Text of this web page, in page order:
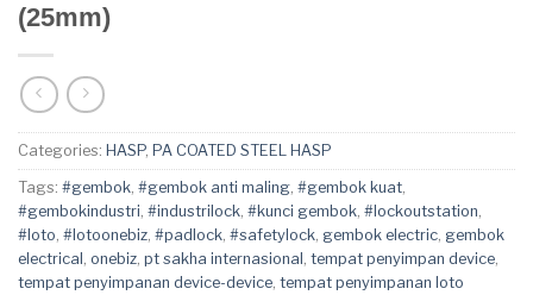
(25mm)
Categories: HASP, PA COATED STEEL HASP
Tags: #gembok, #gembok anti maling, #gembok kuat,
#gembokindustri, #industrilock, #kunci gembok, #lockoutstation,
#loto, #lotoonebiz, #padlock, #safetylock, gembok electric, gembok
electrical , onebiz, pt sakha internasional , tempat penyimpan device,
tempat penyimpanan device-device, tempat penyimpanan loto